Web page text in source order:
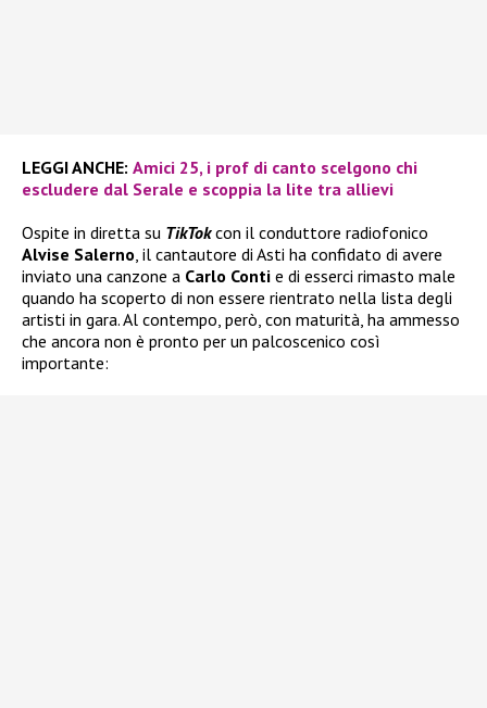
LEGGI ANCHE: Amici 25, i prof di canto scelgono chi
escludere dal Serale e scoppia la lite tra allievi
Ospite in diretta su TikTokcon il conduttore radiofonico
Alvise Salerno, il cantautore di Asti ha confidato di avere
inviato una canzone a Carlo Conti e di esserci rimasto male
quando ha scoperto di non essere rientrato nella lista degli
artisti in gara. Al contempo, però, con maturità, ha ammesso
che ancora non è pronto per un palcoscenico così
importante: